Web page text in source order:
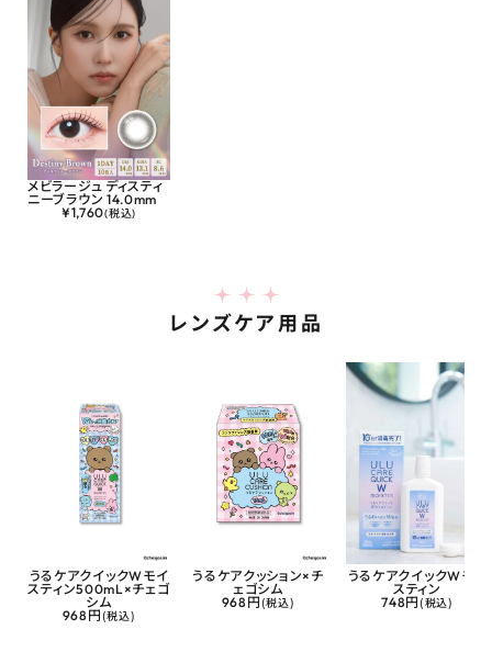
メビラージュ ディスティ
ニーブラウン 14.0mm
¥1,760(税込)
レンズケア用品
うるケアクイックWモイ
スティン500mL×チェゴ
シム
968円 (税込)
うるケアクッション×チ
ェゴシム
968円 (税込)
うるケアクイックWモイ
スティン
748円 (税込)